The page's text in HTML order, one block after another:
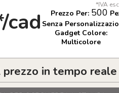
*IVA
cad Prezzo Per: 500
Senza
Gadget Colore:
Multicolore
in tempo reale